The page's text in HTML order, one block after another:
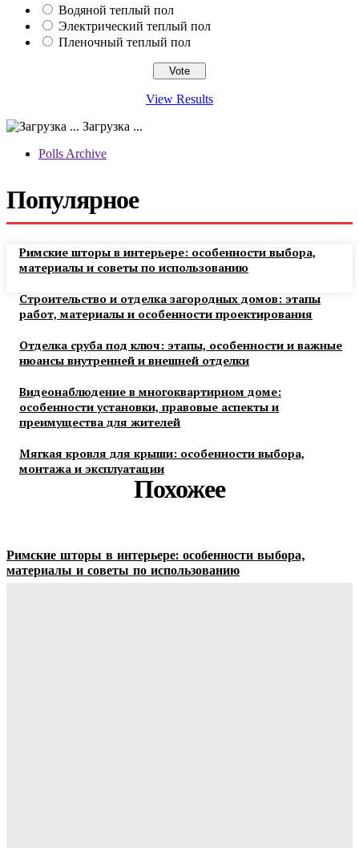
Водяной теплый пол
Электрический теплый пол
Пленочный теплый пол
View Results
Загрузка ...
Polls Archive
Популярное
Римские шторы в интерьере: особенности выбора,
материалы и советы по использованию
Строительство и отделка загородных домов: этапы
работ, материалы и особенности проектирования
Отделка сруба под ключ: этапы, особенности и важные
нюансы внутренней и внешней отделки
Видеонаблюдение в многоквартирном доме:
особенности установки, правовые аспекты и
преимущества для жителей
Мягкая кровля для крыши: особенности выбора,
монтажа и эксплуатации
Похожее
Римские шторы в интерьере: особенности выбора,
материалы и советы по использованию